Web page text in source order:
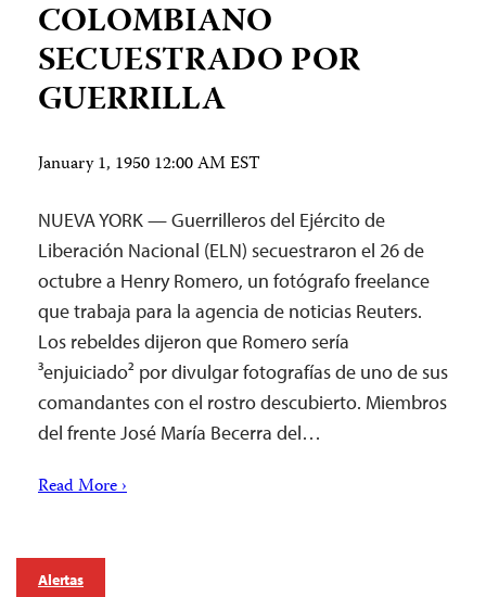
COLOMBIANO
SECUESTRADO POR
GUERRILLA
January 1, 1950 12:00 AM EST
NUEVA YORK — Guerrilleros del Ejército de
Liberación Nacional (ELN) secuestraron el 26 de
octubre a Henry Romero, un fotógrafo freelance
que trabaja para la agencia de noticias Reuters.
Los rebeldes dijeron que Romero sería
³enjuiciado² por divulgar fotografías de uno de sus
comandantes con el rostro descubierto. Miembros
del frente José María Becerra del…
Read More ›
Alertas